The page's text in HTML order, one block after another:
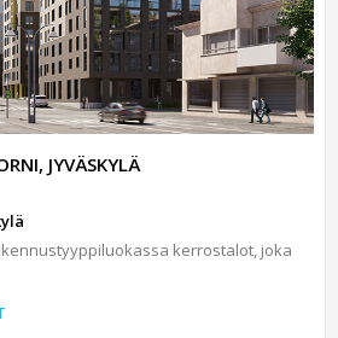
JYVÄSKYLÄ
kerrostalot, joka